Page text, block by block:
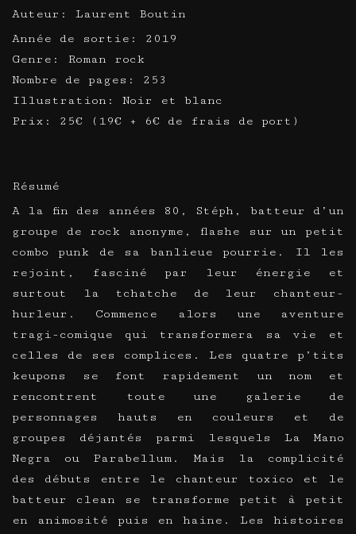
Auteur: Laurent Boutin
Année de sortie: 2019
Genre: Roman rock
Nombre de pages: 253
Illustration: Noir et blanc
Prix: 25€ (19€ + 6€ de frais de port)
Résumé
A la fin des années 80, Stéph, batteur d’un
groupe de rock anonyme, flashe sur un petit
combo punk de sa banlieue pourrie. Il les
rejoint, fasciné par leur énergie et
surtout la tchatche de leur chanteur-
hurleur. Commence alors une aventure
tragi-comique qui transformera sa vie et
celles de ses complices. Les quatre p’tits
keupons se font rapidement un nom et
rencontrent toute une galerie de
personnages hauts en couleurs et de
groupes déjantés parmi lesquels La Mano
Negra ou Parabellum. Mais la complicité
des débuts entre le chanteur toxico et le
batteur clean se transforme petit à petit
en animosité puis en haine. Les histoires